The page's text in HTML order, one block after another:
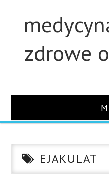
zdrowe
STUDIAEJAKULAT